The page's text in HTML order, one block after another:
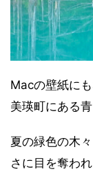
Macの壁紙に
美瑛町にある青
夏の緑色の木
さに目を奪わ